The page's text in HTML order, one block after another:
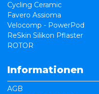
Cycling Ceramic
Favero Assioma
Velocomp - PowerPod
ReSkin Silikon Pflaster
ROTOR
Informationen
AGB